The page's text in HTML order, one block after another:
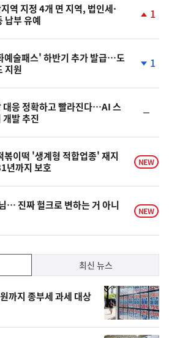
역 지정 4개 면 지역, 법인세·
납부 유예
계
1
예술패스' 하반기 추가 발급…도
지원
계
1
대응 정확하고 빨라진다…AI 스
개발 추진
일
볶이떡 '생계형 적합업종' 재지
까지 보호
NEW
… 진짜 헐크로 변하는 거 아니
NEW
최신 뉴스
까지 종부세 과세 대상